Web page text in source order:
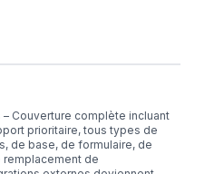
– Couverture complète incluant
prioritaire, tous types de
de base, de formulaire, de
remplacement de